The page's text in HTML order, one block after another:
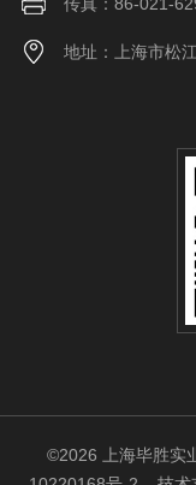
地址：上海市松
©2026 上海毕胜